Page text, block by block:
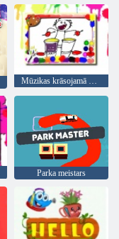
Mūzikas krāsojamā grāmata
Parka meistars